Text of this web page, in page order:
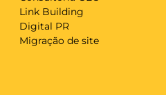
Link Building
Digital PR
Migração de site